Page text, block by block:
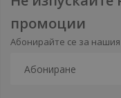
промоции
Абонирайте се за